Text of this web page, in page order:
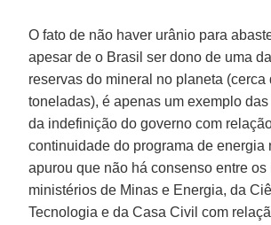
O fato de não haver urânio para
apesar de o Brasil ser dono de uma
reservas do mineral no planeta (cerca
toneladas), é apenas um exemplo
da indefinição do governo com
continuidade do programa de energia
apurou que não há consenso entre
ministérios de Minas e Energia, da
Tecnologia e da Casa Civil com